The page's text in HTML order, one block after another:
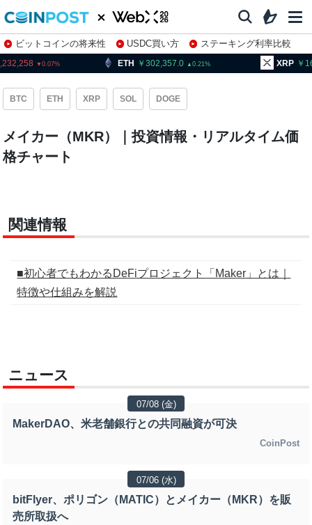
ビットコインの将来性 USDC買い方
ステーキング利率比較
株特集・関連銘柄
0.07 ETH 302,357.0 0.21 XRP
BTC ETH XRP SOL DOGE
メイカー（MKR）｜投資情報・リアルタイム価
格チャート
関連情報
■初心者でもわかるDeFiプロジェクト「Maker」とは｜
特徴や仕組みを解説
ニュース
07/08 (金)
MakerDAO、米老舗銀行との共同融資が可決
CoinPost
07/06 (水)
bitFlyer、ポリゴン（MATIC）とメイカー（MKR）を販
売所取扱へ